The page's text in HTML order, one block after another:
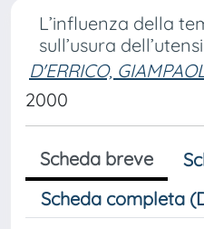
L’influenza della
sull’usura
D'ERRICO,
2000
Scheda breve
Scheda completa